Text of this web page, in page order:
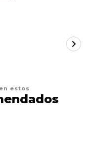
estos